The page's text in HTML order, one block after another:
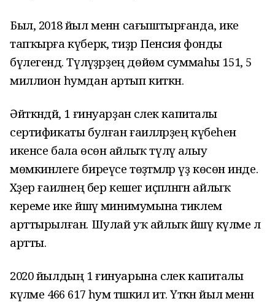
Был, 2018 йыл менән сағыштырғанда, ике
тапҡырға күберәк, тиҙәр Пенсия фонды
бүлегендә. Түләүҙәрҙең дөйөм суммаһы 151, 5
миллион һумдан артып киткән.
Әйткәндәй, 1 ғинуарҙан әсәлек капиталы
сертификаты булған ғаиләләрҙең күбеһенә
икенсе бала өсөн айлыҡ түләү алыу
мөмкинлеге биреүсе төҙәтмәләр үҙ көсөнә инде.
Хәҙер ғаиләнең бер кешегә иҫәпләнгән айлыҡ
кереме ике йәшәү минимумына тиклем
арттырылған. Шулай уҡ айлыҡ йәшәү күләме лә
артты.
2020 йылдың 1 ғинуарына әсәлек капиталы
күләме 466 617 һум тәшкил итә. Үткән йыл менән